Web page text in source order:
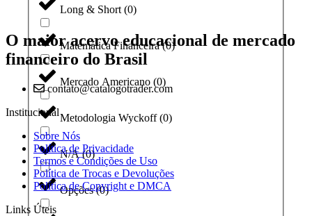
Long & Short(0)
Matemática Financeira(0)
Mercado Americano (0)
Metodologia Wyckoff(0)
N/A(0)
Opções(0)
O maior acervo educacional de mercado
financeiro do Brasil
contato@catalogotrader.com
Institucional
Sobre Nós
Política de Privacidade
Termos e Condições de Uso
Política de Trocas e Devoluções
Política de Copyright e DMCA
Links Úteis